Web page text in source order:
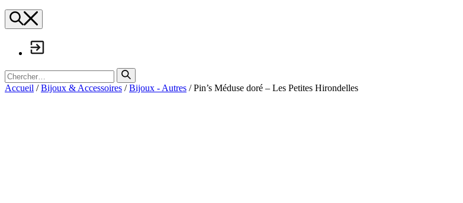
Search
Search
for
Accueil /Bijoux & Accessoires /Bijoux - Autres / Pin’s Méduse doré – Les Petites Hirondelles